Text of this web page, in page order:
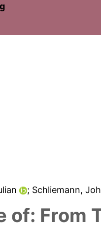
; Schliemann,
of: From